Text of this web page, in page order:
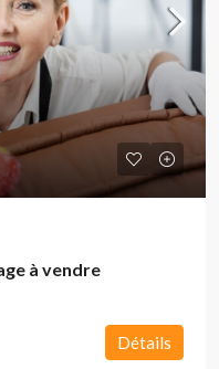
à vendre
Détails